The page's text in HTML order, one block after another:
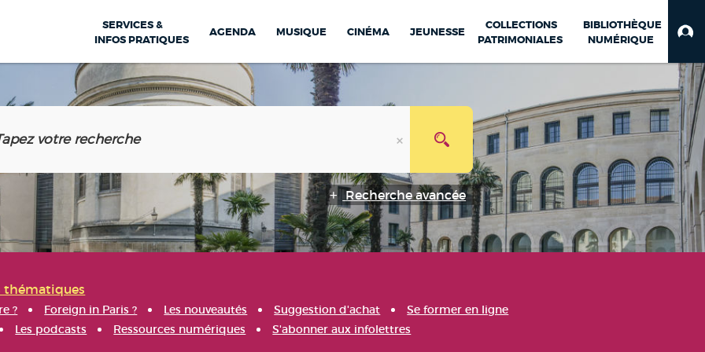
SERVICES &
INFOS PRATIQUES
AGENDA MUSIQUE CINÉMA JEUNESSE
COLLECTIONS
PATRIMONIALES
BIBLIOTHÈQUE
NUMÉRIQUE
Recherche avancée
thématiques
? Foreign in Paris ? Les nouveautés Suggestion d'achat
Se former en ligne
Les podcasts Ressources numériques S'abonner aux infolettres